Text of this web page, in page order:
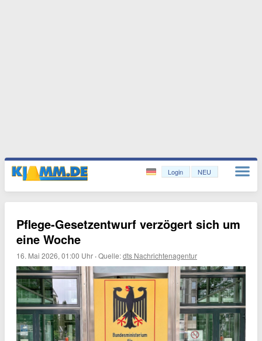
Login NEU
Pflege-Gesetzentwurf verzögert sich um
eine Woche
16. Mai 2026, 01:00 Uhr ·Quelle:dts Nachrichtenagentur